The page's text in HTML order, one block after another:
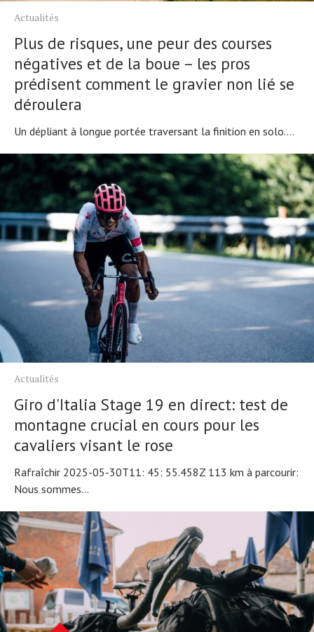
Actualités
Plus de risques, une peur des courses
négatives et de la boue – les pros
prédisent comment le gravier non lié se
déroulera
Un dépliant à longue portée traversant la finition en solo....
Actualités
Giro d'Italia Stage 19 en direct: test de
montagne crucial en cours pour les
cavaliers visant le rose
Rafraîchir 2025-05-30T11: 45: 55.458Z 113 km à parcourir:
Nous sommes...